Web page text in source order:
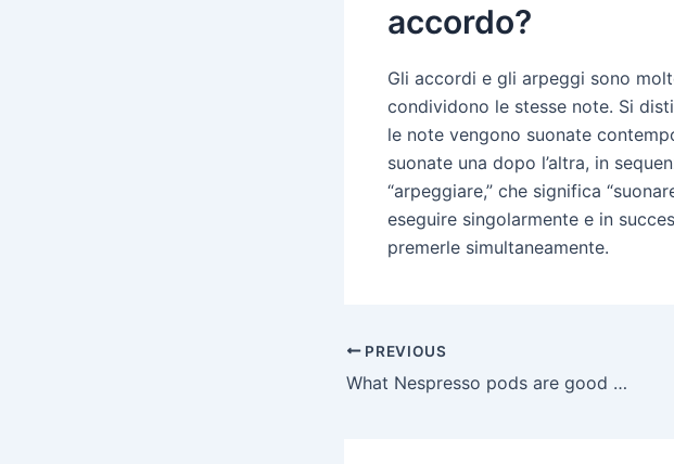
accordo?
Gli accordi e gli arpeggi sono
condividono le stesse note. Si
le note vengono suonate
suonate una dopo l’altra, in
“arpeggiare,” che significa
eseguire singolarmente e in
premerle simultaneamente.
PREVIOUS
What Nespresso pods are good for people who like sweet coffee?